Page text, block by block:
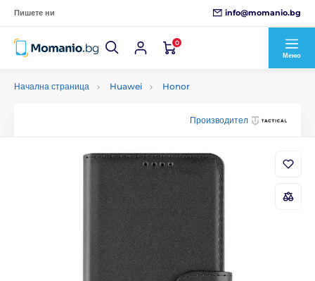
Пишете ни info@momanio.bg
0
Меню
Начална страница Huawei Honor
Производител